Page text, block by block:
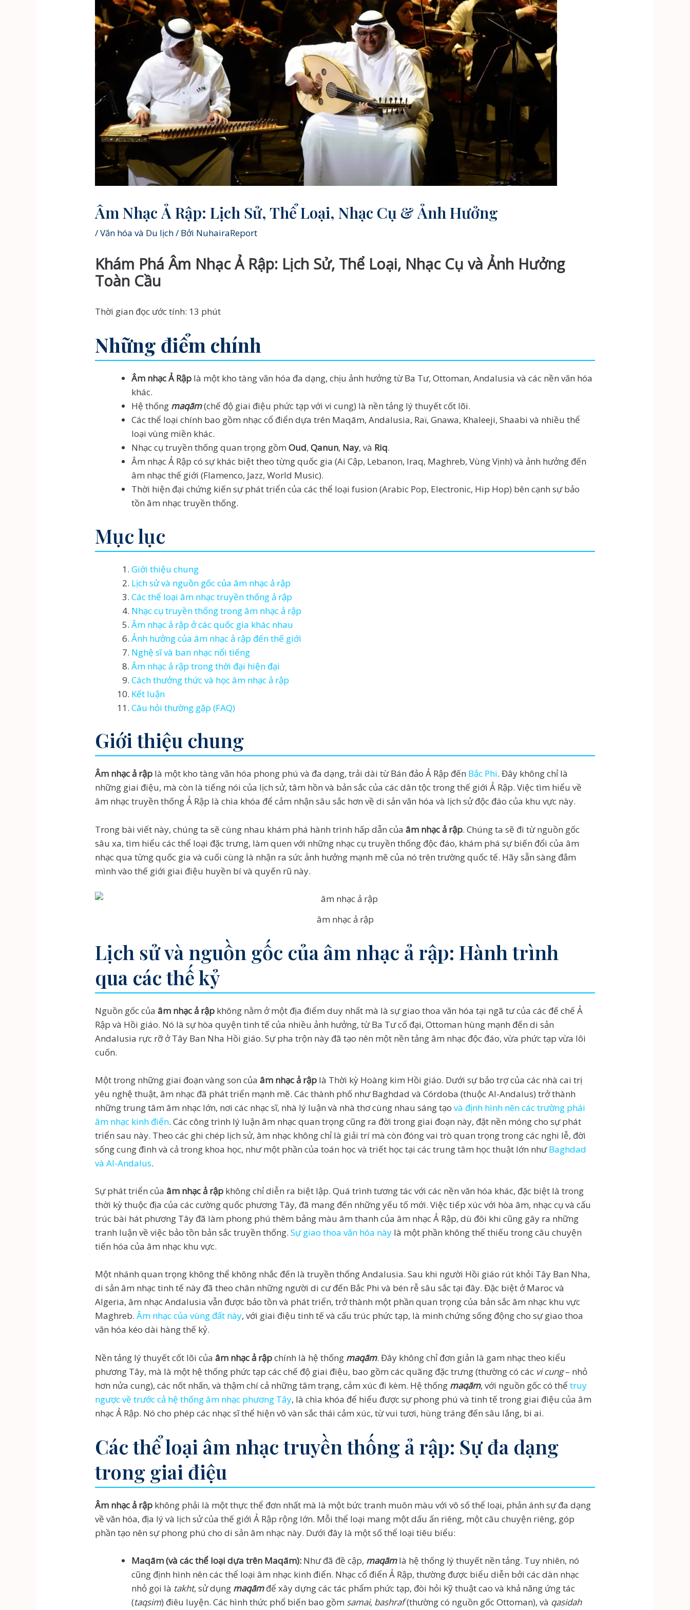
Âm Nhạc Ả Rập: Lịch Sử, Thể Loại, Nhạc Cụ & Ảnh Hưởng
/Văn hóa và Du lịch/ Bởi NuhairaReport
Khám Phá Âm Nhạc Ả Rập: Lịch Sử, Thể Loại, Nhạc Cụ và Ảnh Hưởng
Toàn Cầu
Thời gian đọc ước tính: 13 phút
Những điểm chính
Âm nhạc Ả Rập là một kho tàng văn hóa đa dạng, chịu ảnh hưởng từ Ba Tư, Ottoman, Andalusia và các nền văn hóa
khác.
Hệ thống maqām(chế độ giai điệu phức tạp với vi cung) là nền tảng lý thuyết cốt lõi.
Các thể loại chính bao gồm nhạc cổ điển dựa trên Maqām, Andalusia, Raï, Gnawa, Khaleeji, Shaabi và nhiều thể
loại vùng miền khác.
Nhạc cụ truyền thống quan trọng gồmOud,Qanun, Nay, và Riq.
Âm nhạc Ả Rập có sự khác biệt theo từng quốc gia (Ai Cập, Lebanon, Iraq, Maghreb, Vùng Vịnh) và ảnh hưởng đến
âm nhạc thế giới (Flamenco, Jazz, World Music).
Thời hiện đại chứng kiến sự phát triển của các thể loại fusion (Arabic Pop, Electronic, Hip Hop) bên cạnh sự bảo
tồn âm nhạc truyền thống.
Mục lục
Giới thiệu chung
Lịch sử và nguồn gốc của âm nhạc ả rập
Các thể loại âm nhạc truyền thống ả rập
Nhạc cụ truyền thống trong âm nhạc ả rập
Âm nhạc ả rập ở các quốc gia khác nhau
Ảnh hưởng của âm nhạc ả rập đến thế giới
Nghệ sĩ và ban nhạc nổi tiếng
Âm nhạc ả rập trong thời đại hiện đại
Cách thưởng thức và học âm nhạc ả rập
Kết luận
Câu hỏi thường gặp (FAQ)
Giới thiệu chung
Âm nhạc ả rập là một kho tàng văn hóa phong phú và đa dạng, trải dài từ Bán đảo Ả Rập đến Bắc Phi. Đây không chỉ là
những giai điệu, mà còn là tiếng nói của lịch sử, tâm hồn và bản sắc của các dân tộc trong thế giới Ả Rập. Việc tìm hiểu về
âm nhạc truyền thống Ả Rập là chìa khóa để cảm nhận sâu sắc hơn về di sản văn hóa và lịch sử độc đáo của khu vực này.
Trong bài viết này, chúng ta sẽ cùng nhau khám phá hành trình hấp dẫn củaâm nhạc ả rập. Chúng ta sẽ đi từ nguồn gốc
sâu xa, tìm hiểu các thể loại đặc trưng, làm quen với những nhạc cụ truyền thống độc đáo, khám phá sự biến đổi của âm
nhạc qua từng quốc gia và cuối cùng là nhận ra sức ảnh hưởng mạnh mẽ của nó trên trường quốc tế. Hãy sẵn sàng đắm
mình vào thế giới giai điệu huyền bí và quyến rũ này.
âm nhạc ả rập
Lịch sử và nguồn gốc của âm nhạc ả rập: Hành trình
qua các thế kỷ
Nguồn gốc củaâm nhạc ả rập không nằm ở một địa điểm duy nhất mà là sự giao thoa văn hóa tại ngã tư của các đế chế Ả
Rập và Hồi giáo. Nó là sự hòa quyện tinh tế của nhiều ảnh hưởng, từ Ba Tư cổ đại, Ottoman hùng mạnh đến di sản
Andalusia rực rỡ ở Tây Ban Nha Hồi giáo. Sự pha trộn này đã tạo nên một nền tảng âm nhạc độc đáo, vừa phức tạp vừa lôi
cuốn.
Một trong những giai đoạn vàng son củaâm nhạc ả rập là Thời kỳ Hoàng kim Hồi giáo. Dưới sự bảo trợ của các nhà cai trị
yêu nghệ thuật, âm nhạc đã phát triển mạnh mẽ. Các thành phố như Baghdad và Córdoba (thuộc Al-Andalus) trở thành
những trung tâm âm nhạc lớn, nơi các nhạc sĩ, nhà lý luận và nhà thơ cùng nhau sáng tạovà định hình nên các trường phái
âm nhạc kinh điển. Các công trình lý luận âm nhạc quan trọng cũng ra đời trong giai đoạn này, đặt nền móng cho sự phát
triển sau này. Theo các ghi chép lịch sử, âm nhạc không chỉ là giải trí mà còn đóng vai trò quan trọng trong các nghi lễ, đời
sống cung đình và cả trong khoa học, như một phần của toán học và triết học tại các trung tâm học thuật lớn nhưBaghdad
và Al-Andalus.
Sự phát triển củaâm nhạc ả rập không chỉ diễn ra biệt lập. Quá trình tương tác với các nền văn hóa khác, đặc biệt là trong
thời kỳ thuộc địa của các cường quốc phương Tây, đã mang đến những yếu tố mới. Việc tiếp xúc với hòa âm, nhạc cụ và cấu
trúc bài hát phương Tây đã làm phong phú thêm bảng màu âm thanh của âm nhạc Ả Rập, dù đôi khi cũng gây ra những
tranh luận về việc bảo tồn bản sắc truyền thống.Sự giao thoa văn hóa này là một phần không thể thiếu trong câu chuyện
tiến hóa của âm nhạc khu vực.
Một nhánh quan trọng không thể không nhắc đến là truyền thống Andalusia. Sau khi người Hồi giáo rút khỏi Tây Ban Nha,
di sản âm nhạc tinh tế này đã theo chân những người di cư đến Bắc Phi và bén rễ sâu sắc tại đây. Đặc biệt ở Maroc và
Algeria, âm nhạc Andalusia vẫn được bảo tồn và phát triển, trở thành một phần quan trọng của bản sắc âm nhạc khu vực
Maghreb.Âm nhạc của vùng đất này, với giai điệu tinh tế và cấu trúc phức tạp, là minh chứng sống động cho sự giao thoa
văn hóa kéo dài hàng thế kỷ.
Nền tảng lý thuyết cốt lõi củaâm nhạc ả rậpchính là hệ thống maqām. Đây không chỉ đơn giản là gam nhạc theo kiểu
phương Tây, mà là một hệ thống phức tạp các chế độ giai điệu, bao gồm các quãng đặc trưng (thường có các vi cung– nhỏ
hơn nửa cung), các nốt nhấn, và thậm chí cả những tâm trạng, cảm xúc đi kèm. Hệ thống maqām, với nguồn gốc có thểtruy
ngược về trước cả hệ thống âm nhạc phương Tây, là chìa khóa để hiểu được sự phong phú và tinh tế trong giai điệu của âm
nhạc Ả Rập. Nó cho phép các nhạc sĩ thể hiện vô vàn sắc thái cảm xúc, từ vui tươi, hùng tráng đến sâu lắng, bi ai.
Các thể loại âm nhạc truyền thống ả rập: Sự đa dạng
trong giai điệu
Âm nhạc ả rập không phải là một thực thể đơn nhất mà là một bức tranh muôn màu với vô số thể loại, phản ánh sự đa dạng
về văn hóa, địa lý và lịch sử của thế giới Ả Rập rộng lớn. Mỗi thể loại mang một dấu ấn riêng, một câu chuyện riêng, góp
phần tạo nên sự phong phú cho di sản âm nhạc này. Dưới đây là một số thể loại tiêu biểu:
Maqām (và các thể loại dựa trên Maqām): Như đã đề cập, maqāmlà hệ thống lý thuyết nền tảng. Tuy nhiên, nó
cũng định hình nên các thể loại âm nhạc kinh điển. Nhạc cổ điển Ả Rập, thường được biểu diễn bởi các dàn nhạc
nhỏ gọi là takht, sử dụng maqāmđể xây dựng các tác phẩm phức tạp, đòi hỏi kỹ thuật cao và khả năng ứng tác
(taqsim) điêu luyện. Các hình thức phổ biến bao gồm samai, bashraf(thường có nguồn gốc Ottoman), và qasidah